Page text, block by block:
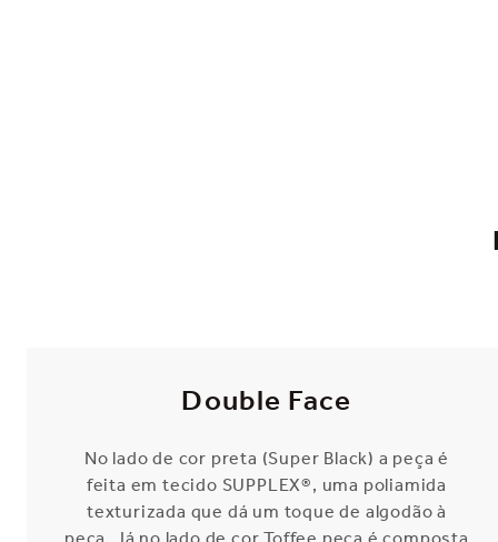
Double Face
No lado de cor preta (Super Black) a peça é
feita em tecido SUPPLEX®, uma poliamida
texturizada que dá um toque de algodão à